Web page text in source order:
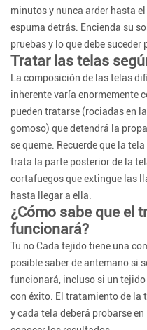
minutos y nunca arder hasta
espuma detrás. Encienda su
pruebas y lo que debe suceder
Tratar las telas
La composición de las telas
inherente varía enormemente
pueden tratarse (rociadas en
gomoso) que detendrá la
se queme. Recuerde que la
trata la parte posterior de la
cortafuegos que extingue las
hasta llegar a ella.
¿Cómo sabe que el
funcionará?
Tu no Cada tejido tiene una
posible saber de antemano si
funcionará, incluso si un
con éxito. El tratamiento de la
y cada tela deberá probarse